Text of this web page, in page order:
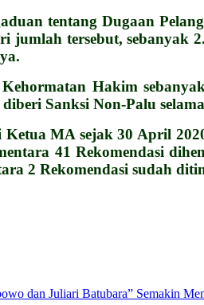
tentang Dugaan
tersebut, sebanyak
Hakim
Sanksi Non-Palu
MA sejak 30 April
41 Rekomendasi
2 Rekomendasi sudah
dan Juliari Batubara” Semakin